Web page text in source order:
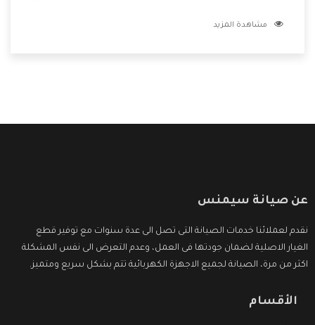
الشركة بها والتى تكون منها خدمة الصيانة التى تكون من أهم
مشاهدة المزيد
عن صيانة سيمنس
نقدم لعملائنا خدمات الصيانة التى تصل الى عدة سنوات مع توفير قطع
الغيار الاصلية لضمان جودتها فى العمل، وعدم التعرض الى نفس المشكلة
اكثر من مرة، الصيانة لجميع الاجهزة الكهربائية تتم بشكل سريع ومتميز.
الأقسام